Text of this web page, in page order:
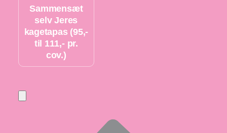
Sammensæt
selv Jeres
kagetapas (95,-
til 111,- pr.
cov.)